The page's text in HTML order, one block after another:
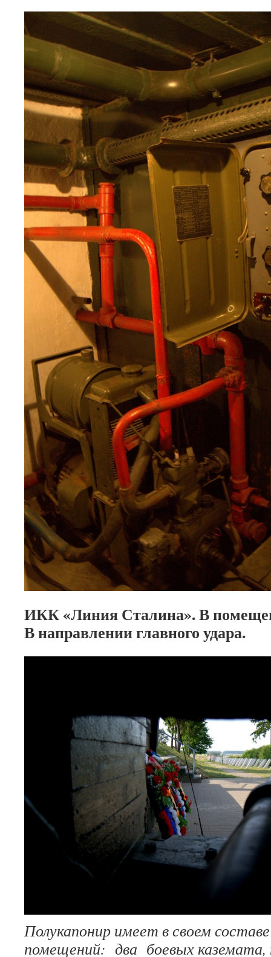
ИКК «Линия Сталина». В
В направлении главного удара.
Полукапонир имеет в своем составе
помещений: два боевых каземата,